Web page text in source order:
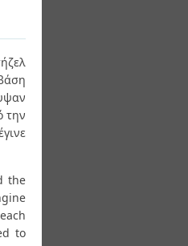
την
the
to